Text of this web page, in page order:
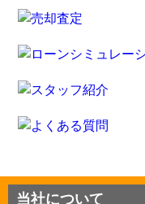
当社について